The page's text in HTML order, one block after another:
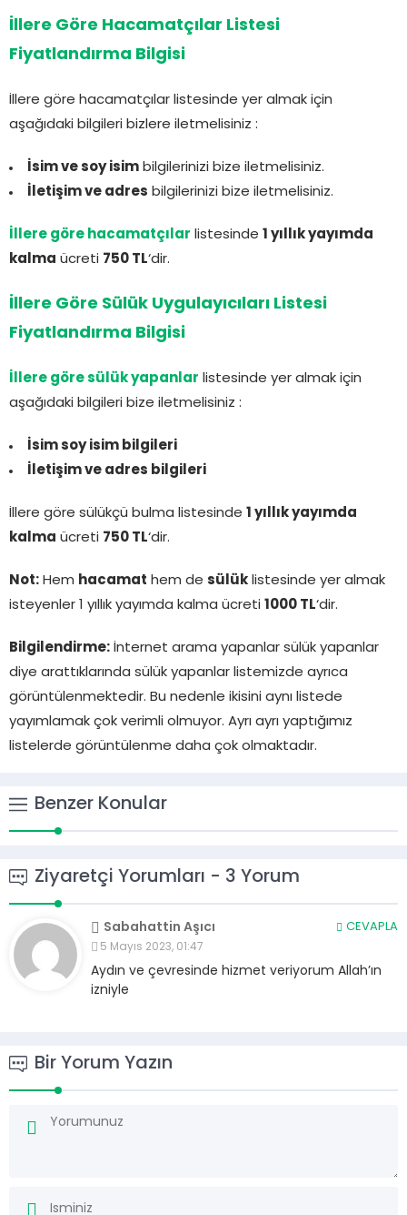
İllere Göre Hacamatçılar Listesi
Fiyatlandırma Bilgisi
İllere göre hacamatçılar listesinde yer almak için
aşağıdaki bilgileri bizlere iletmelisiniz :
İsim ve soy isim bilgilerinizi bize iletmelisiniz.
İletişim ve adres bilgilerinizi bize iletmelisiniz.
İllere göre hacamatçılar listesinde
1 yıllık yayımda
kalma ücreti 750 TL‘dir.
İllere Göre Sülük Uygulayıcıları Listesi
Fiyatlandırma Bilgisi
İllere göre sülük yapanlar listesinde yer almak için
aşağıdaki bilgileri bize iletmelisiniz :
İsim soy isim bilgileri
İletişim ve adres bilgileri
İllere göre sülükçü bulma listesinde
1 yıllık yayımda
kalma ücreti 750 TL‘dir.
Not: Hem hacamat hem de sülük listesinde yer almak
isteyenler 1 yıllık yayımda kalma ücreti
1000 TL‘dir.
Bilgilendirme: İnternet arama yapanlar sülük yapanlar
diye arattıklarında sülük yapanlar listemizde ayrıca
görüntülenmektedir. Bu nedenle ikisini aynı listede
yayımlamak çok verimli olmuyor. Ayrı ayrı yaptığımız
listelerde görüntülenme daha çok olmaktadır.
Benzer Konular
Ziyaretçi Yorumları - 3 Yorum
Sabahattin Aşıcı
5 Mayıs 2023, 01:47
Aydın ve çevresinde hizmet veriyorum Allah’ın
izniyle
CEVAPLA
Bir Yorum Yazın